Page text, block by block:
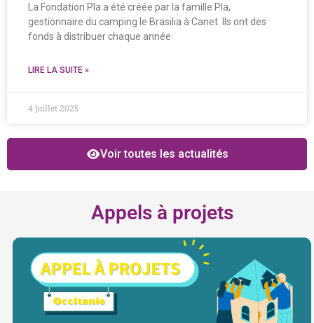
La Fondation Pla a été créée par la famille Pla,
gestionnaire du camping le Brasilia à Canet. Ils ont des
fonds à distribuer chaque année
LIRE LA SUITE »
4 juillet 2025
Voir toutes les actualités
Appels à projets